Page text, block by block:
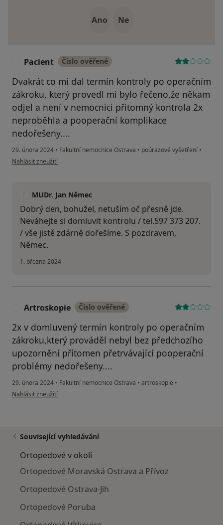
Ano Ne
Pacient Číslo ověřené
Dvakrát co mi dal termín kontroly po operačním
zákroku, který provedl mi bylo řečeno,že někam
odjel a není v nemocnici přitomný kontrola 2x
neproběhla a pooperační komplikace
nedořešeny....
29. února 2024 • Fakultní nemocnice Ostrava • poúrazové vyšetření •
podle názoru uživatele Pacient
Nahlásit zneužití
MUDr. Jan Němec
Dobrý den, bohužel, netuším oč přesně jde.
Neváhejte si domluvit kontrolu / tel.597 373 207.
/ vše jistě zdárně dořešíme. S pozdravem,
Němec.
1. března 2024
Artroskopie Číslo ověřené
2x v domluvený termín kontroly po operačním
zákroku,který prováděl nebyl bez předchozího
upozornění přítomen přetrvávající pooperační
problémy nedořešeny....
29. února 2024 • Fakultní nemocnice Ostrava • artroskopie •
podle názoru uživatele Artroskopie
Nahlásit zneužití
Související vyhledávání
Ortopedové v okolí
Ortopedové Moravská Ostrava a Přívoz
Ortopedové Ostrava-Jih
Ortopedové Poruba